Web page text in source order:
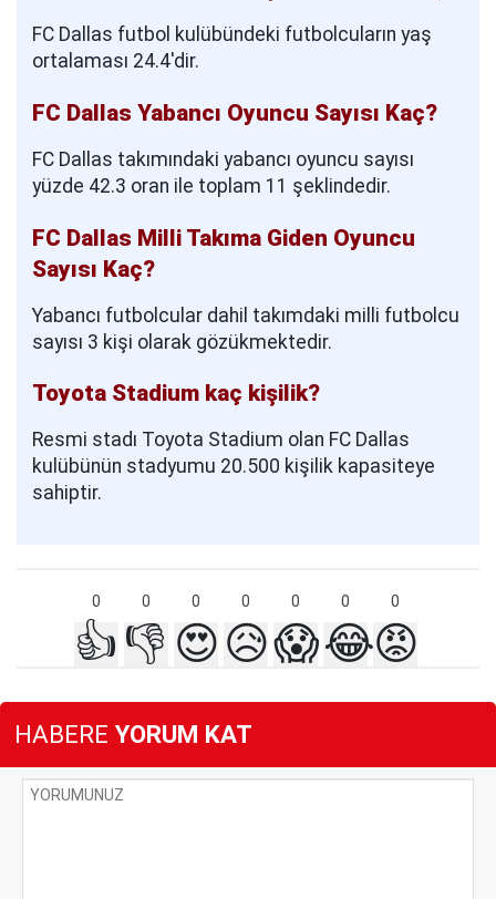
FC Dallas futbol kulübündeki futbolcuların yaş
ortalaması 24.4'dir.
FC Dallas Yabancı Oyuncu Sayısı Kaç?
FC Dallas takımındaki yabancı oyuncu sayısı
yüzde 42.3 oran ile toplam 11 şeklindedir.
FC Dallas Milli Takıma Giden Oyuncu
Sayısı Kaç?
Yabancı futbolcular dahil takımdaki milli futbolcu
sayısı 3 kişi olarak gözükmektedir.
Toyota Stadium kaç kişilik?
Resmi stadı Toyota Stadium olan FC Dallas
kulübünün stadyumu 20.500 kişilik kapasiteye
sahiptir.
0 0 0 0 0 0 0
👍 👎 😍😥😱😂😡
HABERE YORUM KAT